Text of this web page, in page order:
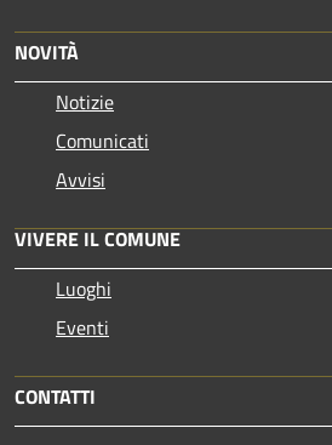
NOVITÀ
Notizie
Comunicati
Avvisi
VIVERE IL COMUNE
Luoghi
Eventi
CONTATTI